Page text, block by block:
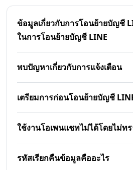
ข้อมูลเกี่ยวกับการโอนย้ายบัญชี
ในการโอนย้ายบัญชี LINE
พบปัญหาเกี่ยวกับการแจ้งเตือน
เตรียมการก่อนโอนย้ายบัญชี
ใช้งานโอเพนแชทไม่ได้โดยไม่ท
รหัสเรียกคืนข้อมูลคืออะไร